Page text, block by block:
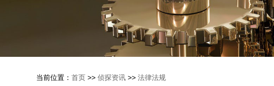
当前位置： 首页 >> 侦探资讯 >> 法律法规